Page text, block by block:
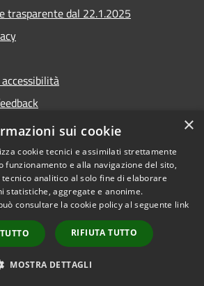
trasparente dal 22.1.2025
Copyright © 2020 •
Comune di Scarlino •
Powered byMunicipium
Accesso redazione
×
sui cookie
cookie tecnici e assimilati strettamente
funzionamento e alla navigazione del sito,
tecnico analitico al solo fine di elaborare
statistiche, aggregate e anonime.
consultare la cookie policy al seguente link
RIFIUTA TUTTO
MOSTRA DETTAGLI